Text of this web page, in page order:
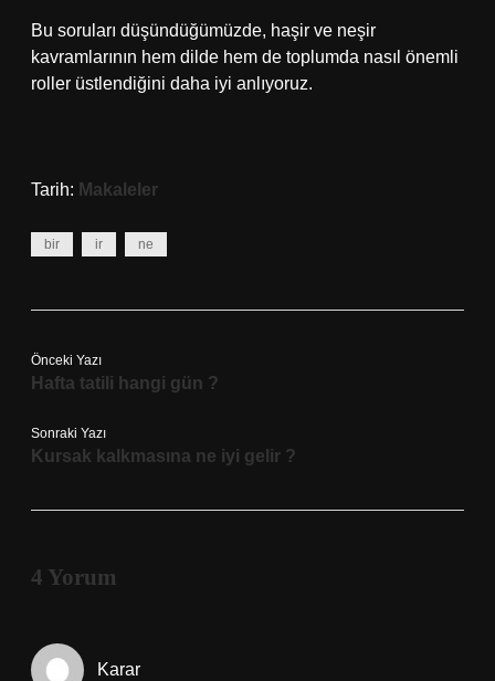
Bu soruları düşündüğümüzde, haşir ve neşir
kavramlarının hem dilde hem de toplumda nasıl önemli
roller üstlendiğini daha iyi anlıyoruz.
Tarih: Makaleler
bir ir ne
Önceki Yazı
Hafta tatili hangi gün ?
Sonraki Yazı
Kursak kalkmasına ne iyi gelir ?
4 Yorum
Karar